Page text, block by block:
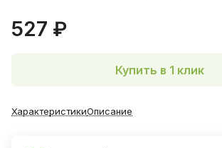
527 ₽
Купить в 1 клик
ХарактеристикиОписание